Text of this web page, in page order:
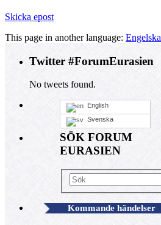
Skicka epost
This page in another language: Engelska
Twitter #ForumEurasien
No tweets found.
English
Svenska
SÖK FORUM
EURASIEN
Kommande händelser